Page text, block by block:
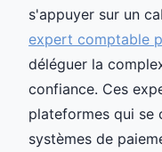
s'appuyer sur un
expert comptable
déléguer la
confiance. Ces
plateformes qui se
systèmes de